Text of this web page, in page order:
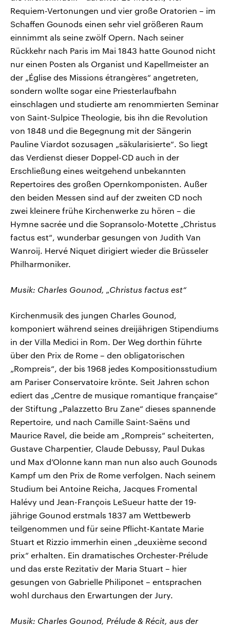
Requiem-Vertonungen und vier große Oratorien – im
Schaffen Gounods einen sehr viel größeren Raum
einnimmt als seine zwölf Opern. Nach seiner
Rückkehr nach Paris im Mai 1843 hatte Gounod nicht
nur einen Posten als Organist und Kapellmeister an
der „Église des Missions étrangères“ angetreten,
sondern wollte sogar eine Priesterlaufbahn
einschlagen und studierte am renommierten Seminar
von Saint-Sulpice Theologie, bis ihn die Revolution
von 1848 und die Begegnung mit der Sängerin
Pauline Viardot sozusagen „säkularisierte“. So liegt
das Verdienst dieser Doppel-CD auch in der
Erschließung eines weitgehend unbekannten
Repertoires des großen Opernkomponisten. Außer
den beiden Messen sind auf der zweiten CD noch
zwei kleinere frühe Kirchenwerke zu hören – die
Hymne sacrée und die Sopransolo-Motette „Christus
factus est“, wunderbar gesungen von Judith Van
Wanroij. Hervé Niquet dirigiert wieder die Brüsseler
Philharmoniker.
Musik: Charles Gounod, „Christus factus est“
Kirchenmusik des jungen Charles Gounod,
komponiert während seines dreijährigen Stipendiums
in der Villa Medici in Rom. Der Weg dorthin führte
über den Prix de Rome – den obligatorischen
„Rompreis“, der bis 1968 jedes Kompositionsstudium
am Pariser Conservatoire krönte. Seit Jahren schon
ediert das „Centre de musique romantique française“
der Stiftung „Palazzetto Bru Zane“ dieses spannende
Repertoire, und nach Camille Saint-Saëns und
Maurice Ravel, die beide am „Rompreis“ scheiterten,
Gustave Charpentier, Claude Debussy, Paul Dukas
und Max d’Olonne kann man nun also auch Gounods
Kampf um den Prix de Rome verfolgen. Nach seinem
Studium bei Antoine Reicha, Jacques Fromental
Halévy und Jean-François LeSueur hatte der 19-
jährige Gounod erstmals 1837 am Wettbewerb
teilgenommen und für seine Pflicht-Kantate Marie
Stuart et Rizzio immerhin einen „deuxième second
prix“ erhalten. Ein dramatisches Orchester-Prélude
und das erste Rezitativ der Maria Stuart – hier
gesungen von Gabrielle Philiponet – entsprachen
wohl durchaus den Erwartungen der Jury.
Musik: Charles Gounod, Prélude & Récit, aus der